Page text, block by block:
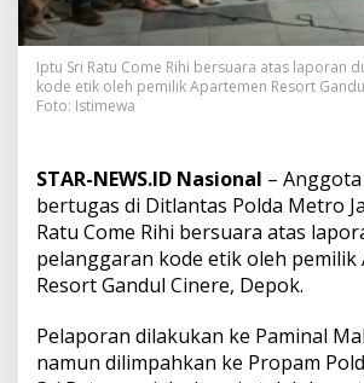
r
T
e
i
t
D
u
g
a
a
P
e
Iptu Sri Ratu Come Rihi bersuara atas laporan
kode etik oleh pemilik Apartemen Resort
Foto: Istimewa
STAR-NEWS.ID Nasional –
bertugas di Ditlantas Polda Metro
Ratu Come Rihi bersuara atas
pelanggaran kode etik oleh pemilik
Resort Gandul Cinere, Depok.
Pelaporan dilakukan ke Paminal
namun dilimpahkan ke Propam